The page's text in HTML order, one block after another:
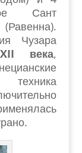
Сант
Чузара
века,